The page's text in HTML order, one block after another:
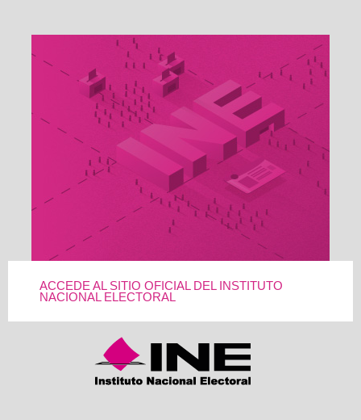
ACCEDE AL SITIO OFICIAL DEL INSTITUTO
NACIONAL ELECTORAL